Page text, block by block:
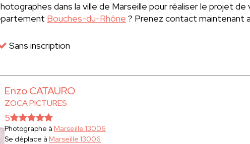
dans la ville de Marseille pour réaliser le projet de
Bouches-du-Rhône ? Prenez contact maintenant
Sans inscription
Enzo CATAURO
ZOCA PICTURES
5
Photographe à Marseille 13006
Se déplace à Marseille 13006